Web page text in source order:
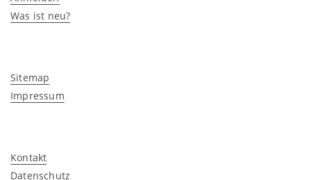
Was ist neu?
Sitemap
Impressum
Kontakt
Datenschutz